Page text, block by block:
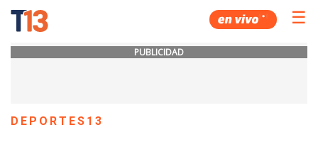
☰
PUBLICIDAD
DEPORTES13